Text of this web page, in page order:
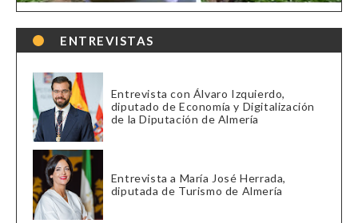
ENTREVISTAS
Entrevista con Álvaro Izquierdo,
diputado de Economía y Digitalización
de la Diputación de Almería
Entrevista a María José Herrada,
diputada de Turismo de Almería